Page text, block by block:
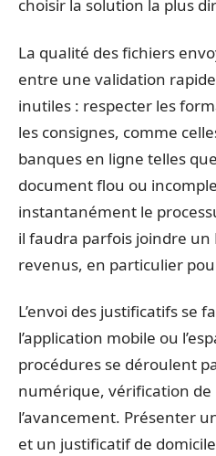
choisir la solution la plus
La qualité des fichiers
entre une validation
inutiles : respecter les
les consignes, comme
banques en ligne telles que
document flou ou
instantanément le
il faudra parfois joindre un
revenus, en particulier
L’envoi des justificatifs se
l’application mobile ou
procédures se déroulent
numérique, vérification de
l’avancement. Présenter
et un justificatif de